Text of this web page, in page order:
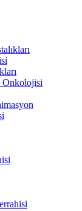
Onkolojisi